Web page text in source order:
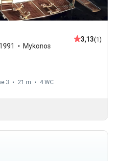
1991 Mykonos
3,13(1)
3 21 m 4 WC